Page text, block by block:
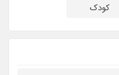
کودک